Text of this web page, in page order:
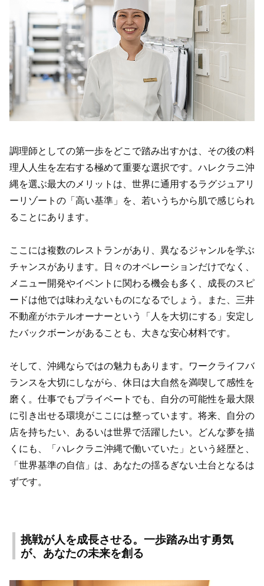
調理師としての第一歩をどこで踏み出すかは、その後の料
理人人生を左右する極めて重要な選択です。ハレクラニ沖
縄を選ぶ最大のメリットは、世界に通用するラグジュアリ
ーリゾートの「高い基準」を、若いうちから肌で感じられ
ることにあります。
ここには複数のレストランがあり、異なるジャンルを学ぶ
チャンスがあります。日々のオペレーションだけでなく、
メニュー開発やイベントに関わる機会も多く、成長のスピ
ードは他では味わえないものになるでしょう。また、三井
不動産がホテルオーナーという「人を大切にする」安定し
たバックボーンがあることも、大きな安心材料です。
そして、沖縄ならではの魅力もあります。ワークライフバ
ランスを大切にしながら、休日は大自然を満喫して感性を
磨く。仕事でもプライベートでも、自分の可能性を最大限
に引き出せる環境がここには整っています。将来、自分の
店を持ちたい、あるいは世界で活躍したい。どんな夢を描
くにも、「ハレクラニ沖縄で働いていた」という経歴と、
「世界基準の自信」は、あなたの揺るぎない土台となるは
ずです。
挑戦が人を成長させる。一歩踏み出す勇気
が、あなたの未来を創る